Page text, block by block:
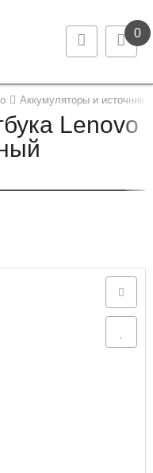
0
Аккумуляторы и источники
Lenovo